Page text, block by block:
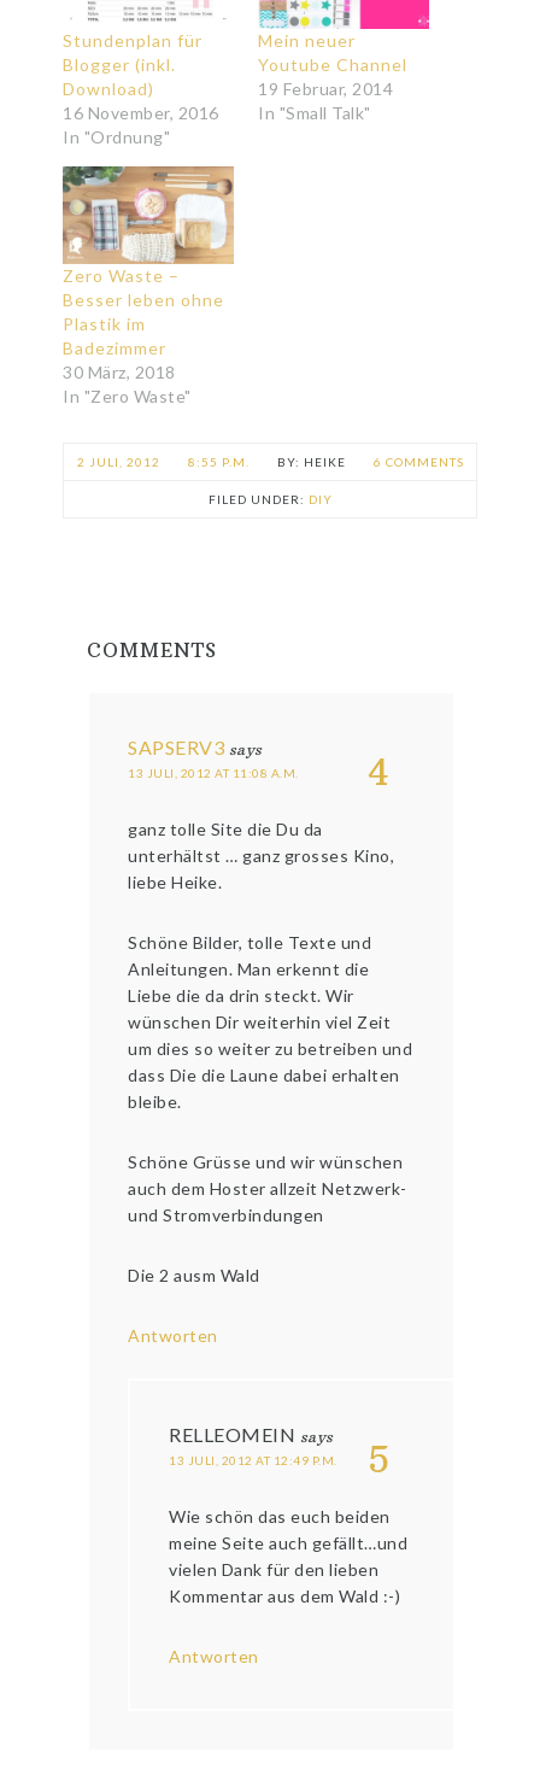
Stundenplan für
Blogger (inkl.
Download)
16 November, 2016
In "Ordnung"
Mein neuer
Youtube Channel
19 Februar, 2014
In "Small Talk"
Zero Waste –
Besser leben ohne
Plastik im
Badezimmer
30 März, 2018
In "Zero Waste"
2 JULI, 2012 8:55 P.M. HEIKE 6 COMMENTS
FILED UNDER: DIY
COMMENTS
4
SAPSERV3 says
13 JULI, 2012 AT 11:08 A.M.
ganz tolle Site die Du da
unterhältst … ganz grosses Kino,
liebe Heike.
Schöne Bilder, tolle Texte und
Anleitungen. Man erkennt die
Liebe die da drin steckt. Wir
wünschen Dir weiterhin viel Zeit
um dies so weiter zu betreiben und
dass Die die Laune dabei erhalten
bleibe.
Schöne Grüsse und wir wünschen
auch dem Hoster allzeit Netzwerk-
und Stromverbindungen
Die 2 ausm Wald
Antworten
5
RELLEOMEIN says
13 JULI, 2012 AT 12:49 P.M.
Wie schön das euch beiden
meine Seite auch gefällt…und
vielen Dank für den lieben
Kommentar aus dem Wald :-)
Antworten